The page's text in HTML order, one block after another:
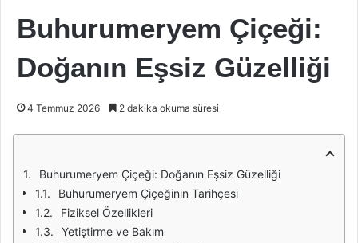
Buhurumeryem Çiçeği:
Doğanın Eşsiz Güzelliği
4 Temmuz 2026 2 dakika okuma süresi
Buhurumeryem Çiçeği: Doğanın Eşsiz Güzelliği
Buhurumeryem Çiçeğinin Tarihçesi
Fiziksel Özellikleri
Yetiştirme ve Bakım